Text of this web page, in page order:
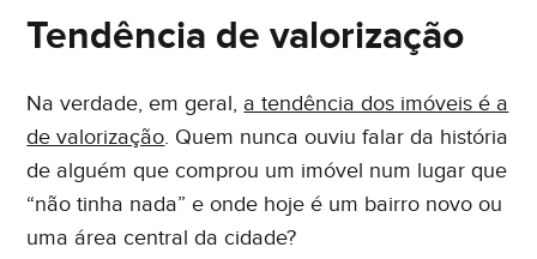
Tendência de valorização
Na verdade, em geral, a tendência dos imóveis é a
de valorização. Quem nunca ouviu falar da história
de alguém que comprou um imóvel num lugar que
“não tinha nada” e onde hoje é um bairro novo ou
uma área central da cidade?